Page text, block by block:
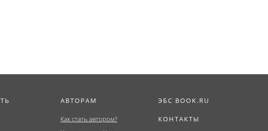
АВТОРАМ
Как стать автором?
ЭБС BOOK.RU
КОНТАКТЫ